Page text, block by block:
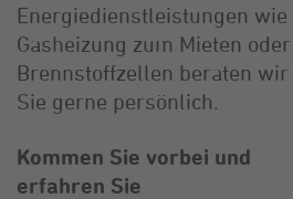
Energiedienstleistungen wie
Gasheizung zum Mieten oder
Brennstoffzellen beraten wir
Sie gerne persönlich.
Kommen Sie vorbei und
erfahren Sie